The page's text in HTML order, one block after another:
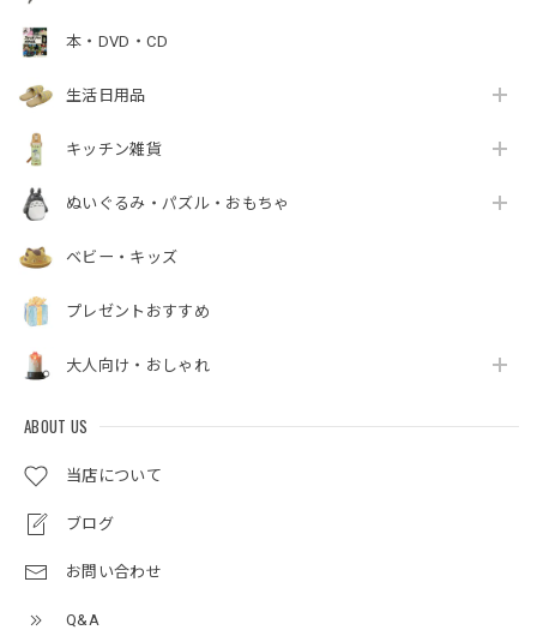
本・DVD・CD
生活日用品
キッチン雑貨
ぬいぐるみ・パズル・おもちゃ
ベビー・キッズ
プレゼントおすすめ
大人向け・おしゃれ
ABOUT US
当店について
ブログ
お問い合わせ
Q&A